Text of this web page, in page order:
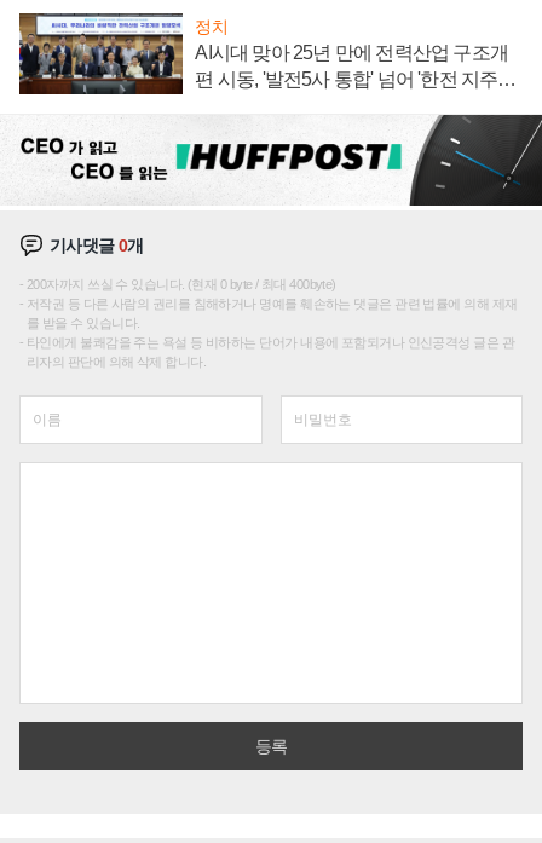
정치
AI시대 맞아 25년 만에 전력산업 구조개
편 시동, '발전5사 통합' 넘어 '한전 지주사'
기사댓글0개
200자까지 쓰실 수 있습니다. (현재 0 byte / 최대 400byte)
저작권 등 다른 사람의 권리를 침해하거나 명예를 훼손하는 댓글은 관련 법률에 의해 제재
를 받을 수 있습니다.
타인에게 불쾌감을 주는 욕설 등 비하하는 단어가 내용에 포함되거나 인신공격성 글은 관
리자의 판단에 의해 삭제 합니다.